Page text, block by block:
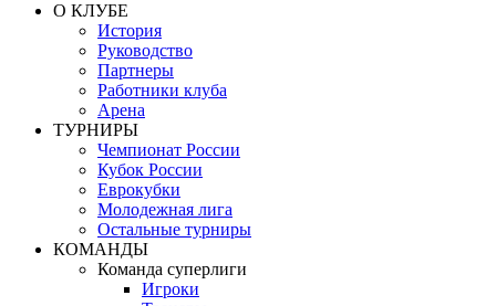
О КЛУБЕ
История
Руководство
Партнеры
Работники клуба
Арена
ТУРНИРЫ
Чемпионат России
Кубок России
Еврокубки
Молодежная лига
Остальные турниры
КОМАНДЫ
Команда суперлиги
Игроки